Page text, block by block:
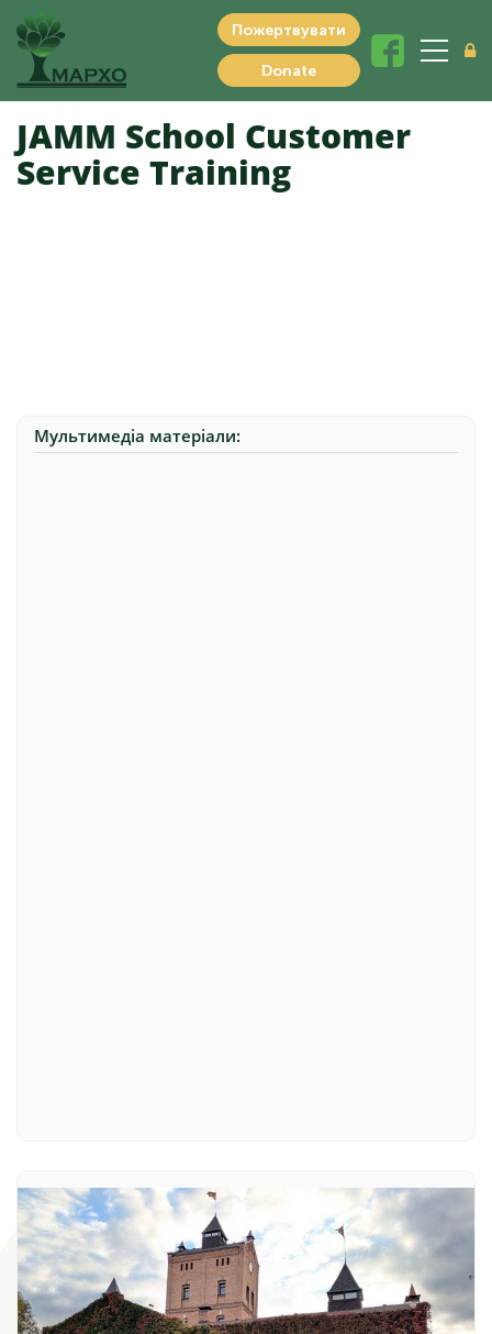
Пожертвувати
Donate
JAMM School Customer
Service Training
Мультимедіа матеріали: